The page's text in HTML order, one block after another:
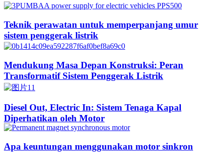
Teknik perawatan untuk memperpanjang umur
sistem penggerak listrik
Mendukung Masa Depan Konstruksi: Peran
Transformatif Sistem Penggerak Listrik
Diesel Out, Electric In: Sistem Tenaga Kapal
Diperhatikan oleh Motor
Apa keuntungan menggunakan motor sinkron